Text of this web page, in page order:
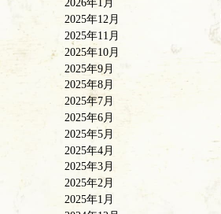
2026年1月
2025年12月
2025年11月
2025年10月
2025年9月
2025年8月
2025年7月
2025年6月
2025年5月
2025年4月
2025年3月
2025年2月
2025年1月